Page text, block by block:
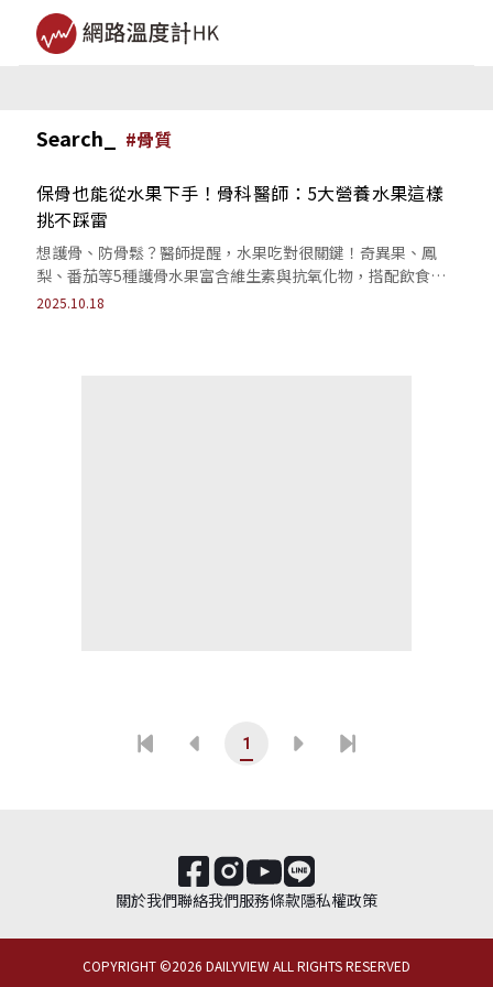
Search_ #骨質
保骨也能從水果下手！骨科醫師：5大營養水果這樣
挑不踩雷
想護骨、防骨鬆？醫師提醒，水果吃對很關鍵！奇異果、鳳
梨、番茄等5種護骨水果富含維生素與抗氧化物，搭配飲食規
劃，輕鬆養出好骨力。
2025.10.18
1
關於我們聯絡我們服務條款隱私權政策
COPYRIGHT ©2026 DAILYVIEW ALL RIGHTS RESERVED